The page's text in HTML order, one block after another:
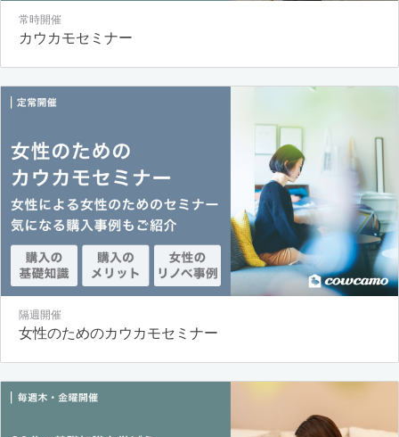
常時開催
カウカモセミナー
隔週開催
女性のためのカウカモセミナー